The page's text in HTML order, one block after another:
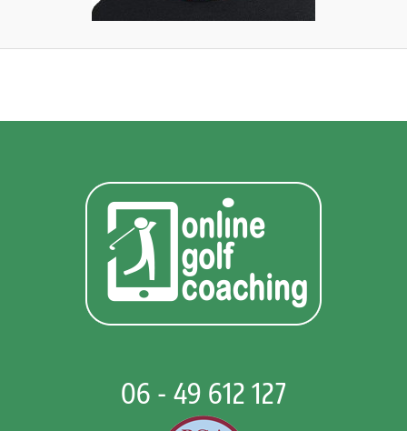
06 - 49 612 127